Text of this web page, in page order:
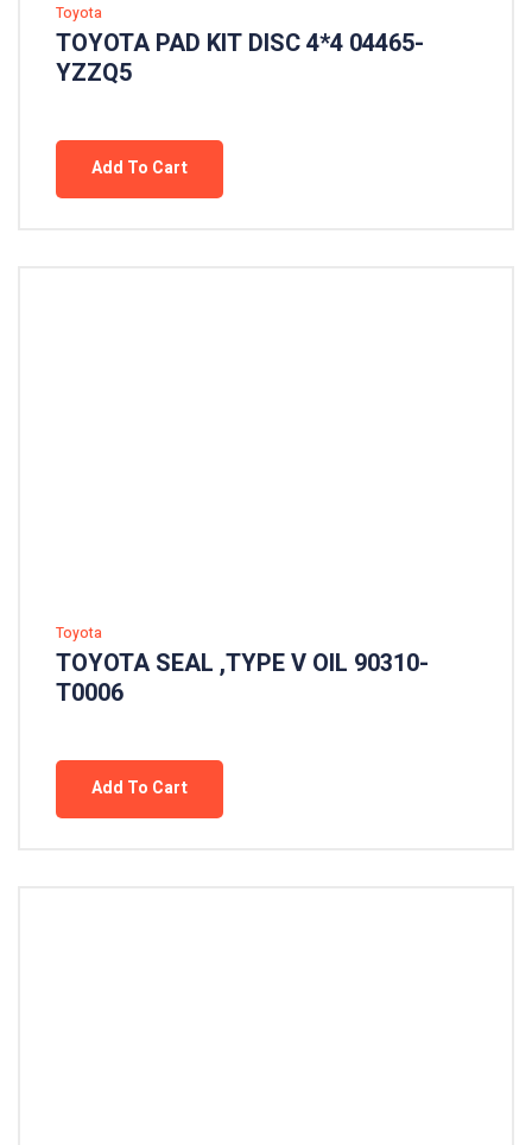
Toyota
TOYOTA PAD KIT DISC 4*4 04465-
YZZQ5
Add To Cart
Toyota
TOYOTA SEAL ,TYPE V OIL 90310-
T0006
Add To Cart